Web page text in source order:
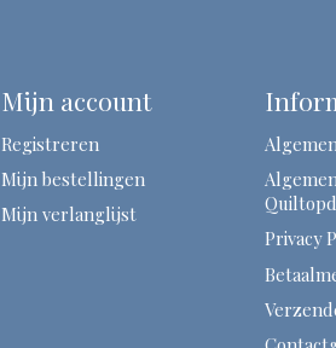
Mijn account
Registreren
Mijn bestellingen
Mijn verlanglijst
Privacy